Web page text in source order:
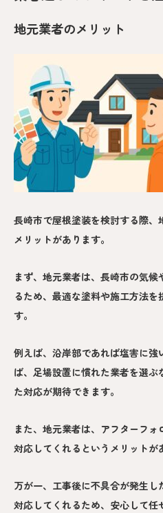
地元業者のメリット
長崎市で屋根塗装を検討する際
メリットがあります。
まず、地元業者は、長崎市の気
るため、最適な塗料や施工方法
す。
例えば、沿岸部であれば塩害に
ば、足場設置に慣れた業者を選
た対応が期待できます。
また、地元業者は、アフターフ
対応してくれるというメリットが
万が一、工事後に不具合が発生
対応してくれるため、安心して任